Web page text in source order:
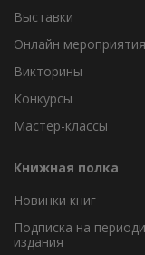
Выставки
Онлайн мероприятия
Викторины
Конкурсы
Мастер-классы
Книжная полка
Новинки книг
Подписка на
издания